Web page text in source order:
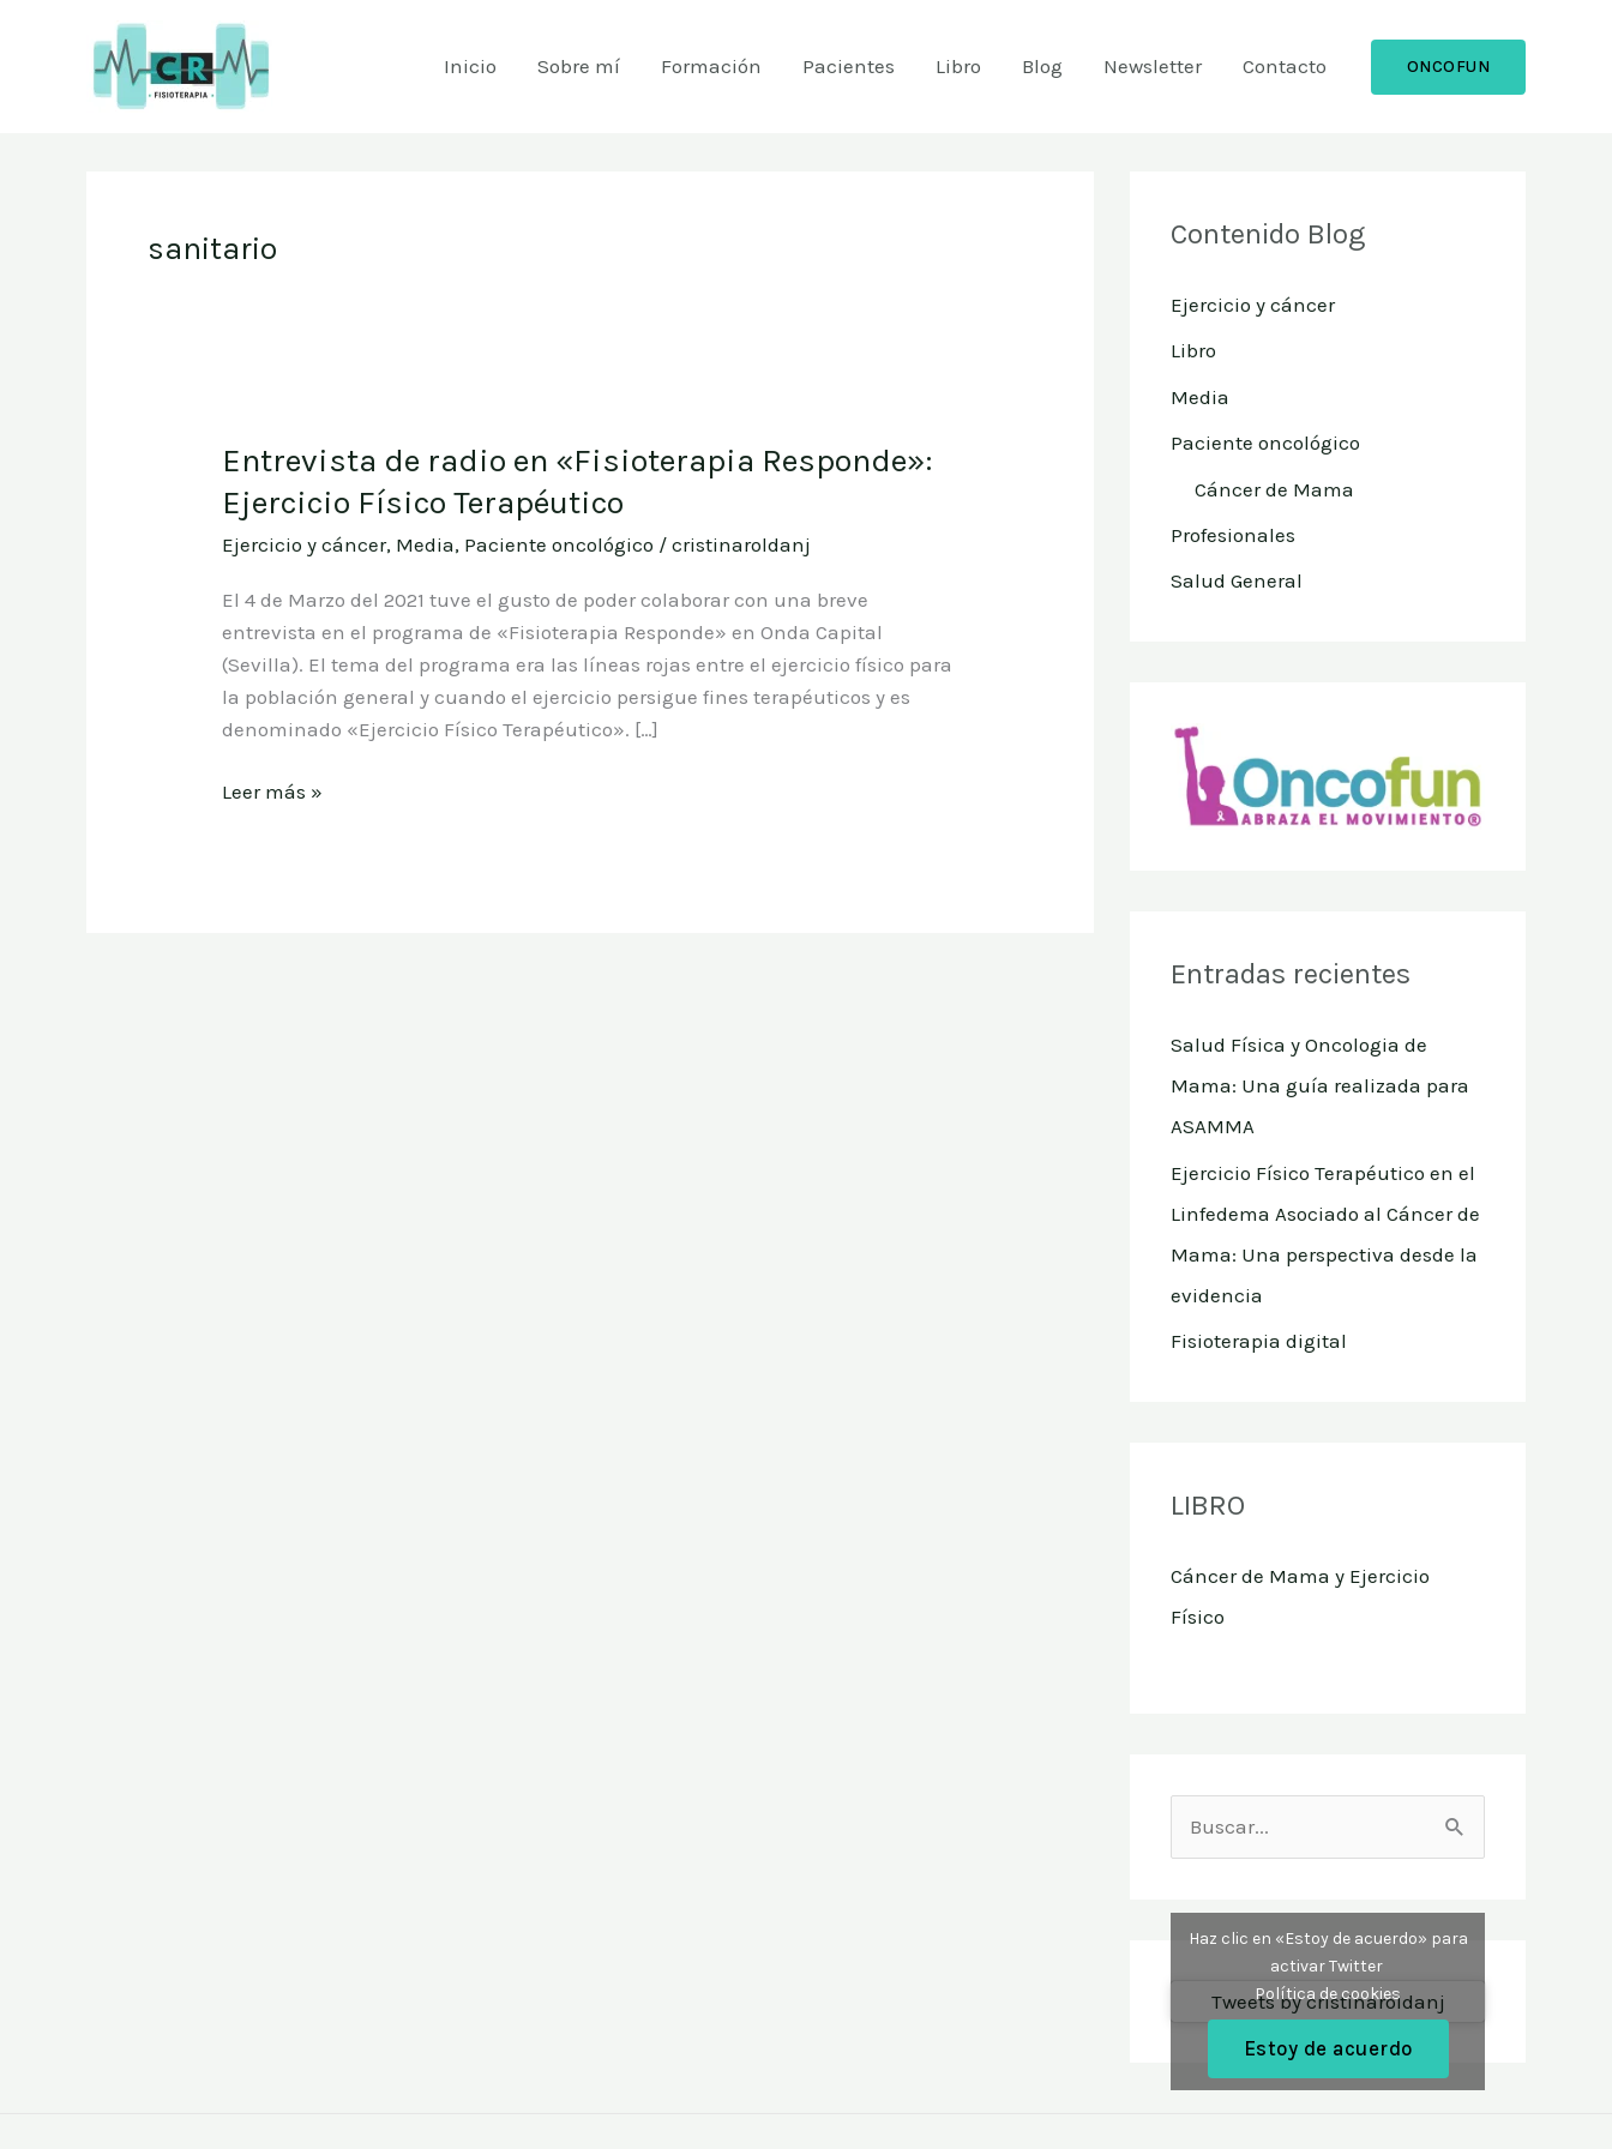
Inicio Sobre mí Formación Pacientes Libro Blog Newsletter Contacto ONCOFUN
sanitario
Entrevista de radio en «Fisioterapia Responde»:
Ejercicio Físico Terapéutico
Ejercicio y cáncer, Media, Paciente oncológico /cristinaroldanj
El 4 de Marzo del 2021 tuve el gusto de poder colaborar con una breve
entrevista en el programa de «Fisioterapia Responde» en Onda Capital
(Sevilla). El tema del programa era las líneas rojas entre el ejercicio físico para
la población general y cuando el ejercicio persigue fines terapéuticos y es
denominado «Ejercicio Físico Terapéutico». […]
Entrevista
radio
en
Físico
Terapéutico
Leer más »
Contenido Blog
Ejercicio y cáncer
Libro
Media
Paciente oncológico
Cáncer de Mama
Profesionales
Salud General
Entradas recientes
Salud Física y Oncologia de
Mama: Una guía realizada para
ASAMMA
Ejercicio Físico Terapéutico en el
Linfedema Asociado al Cáncer de
Mama: Una perspectiva desde la
evidencia
Fisioterapia digital
LIBRO
Cáncer de Mama y Ejercicio
Físico
s
Tweets by cristinaroldanj
Haz clic en «Estoy de acuerdo» para
activar Twitter
Política de cookies
Estoy de acuerdo